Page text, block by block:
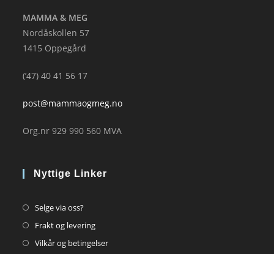
MAMMA & MEG
Nordåskollen 57
1415 Oppegård
(’47) 40 41 56 17
post@mammaogmeg.no
Org.nr 929 990 560 MVA
Nyttige Linker
Selge via oss?Opens
in
Frakt og leveringOpens
in
Vilkår og betingelserOpens